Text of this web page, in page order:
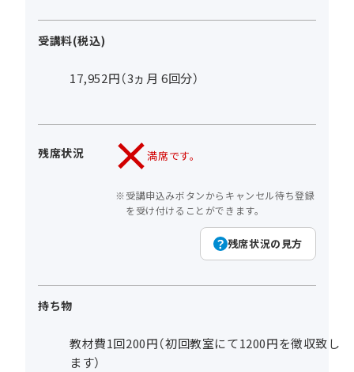
受講料(税込)
17,952円（3ヵ月 6回分）
残席状況 満席です。
受講申込みボタンからキャンセル待ち登録
を受け付けることができます。
残席状況の見方
持ち物
教材費1回200円（初回教室にて1200円を徴収致し
ます）